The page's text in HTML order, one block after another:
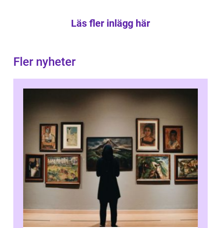
Läs fler inlägg här
Fler nyheter